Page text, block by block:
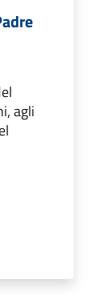
agli